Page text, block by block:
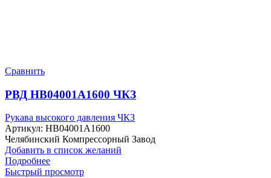
Сравнить
РВД HB04001A1600 ЧКЗ
Рукава высокого давления ЧКЗ
Артикул: HB04001A1600
Челябинский Компрессорный Завод
Добавить в список желаний
Подробнее
Быстрый просмотр